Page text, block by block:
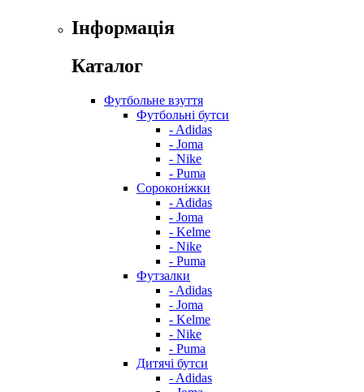
Інформація
Каталог
Футбольне взуття
Футбольні бутси
- Adidas
- Joma
- Nike
- Puma
Сороконіжки
- Adidas
- Joma
- Kelme
- Nike
- Puma
Футзалки
- Adidas
- Joma
- Kelme
- Nike
- Puma
Дитячі бутси
- Adidas